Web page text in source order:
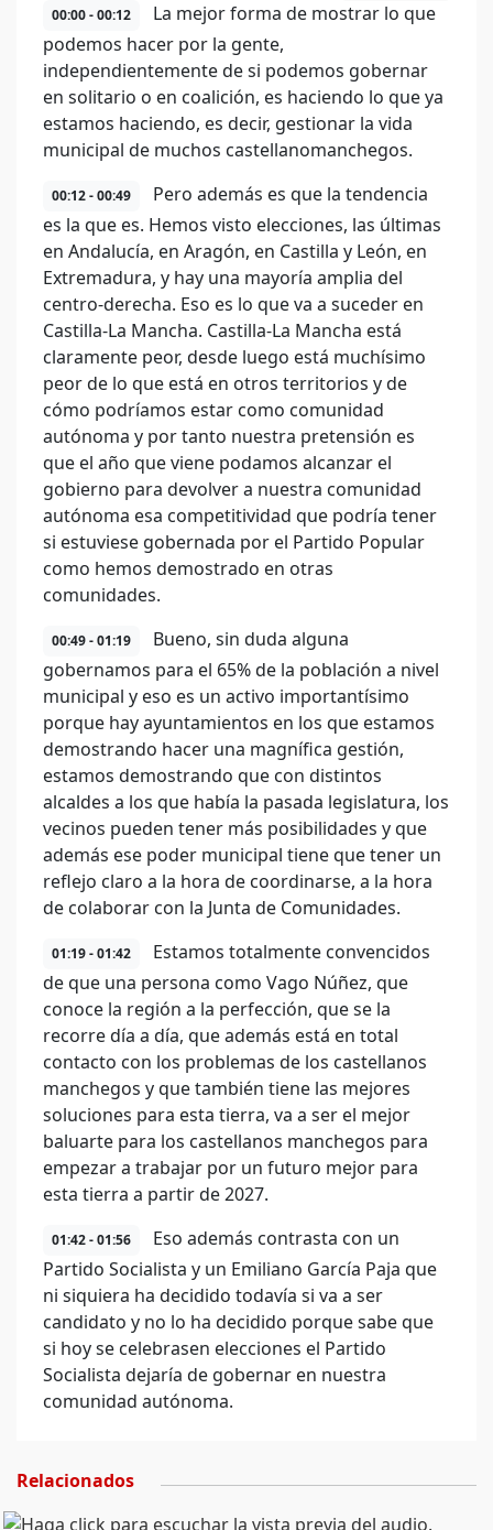
00:00 - 00:12
La mejor forma de mostrar lo que
podemos hacer por la gente,
independientemente de si podemos gobernar
en solitario o en coalición, es haciendo lo que ya
estamos haciendo, es decir, gestionar la vida
municipal de muchos castellanomanchegos.
00:12 - 00:49
Pero además es que la tendencia
es la que es. Hemos visto elecciones, las últimas
en Andalucía, en Aragón, en Castilla y León, en
Extremadura, y hay una mayoría amplia del
centro-derecha. Eso es lo que va a suceder en
Castilla-La Mancha. Castilla-La Mancha está
claramente peor, desde luego está muchísimo
peor de lo que está en otros territorios y de
cómo podríamos estar como comunidad
autónoma y por tanto nuestra pretensión es
que el año que viene podamos alcanzar el
gobierno para devolver a nuestra comunidad
autónoma esa competitividad que podría tener
si estuviese gobernada por el Partido Popular
como hemos demostrado en otras
comunidades.
00:49 - 01:19
Bueno, sin duda alguna
gobernamos para el 65% de la población a nivel
municipal y eso es un activo importantísimo
porque hay ayuntamientos en los que estamos
demostrando hacer una magnífica gestión,
estamos demostrando que con distintos
alcaldes a los que había la pasada legislatura, los
vecinos pueden tener más posibilidades y que
además ese poder municipal tiene que tener un
reflejo claro a la hora de coordinarse, a la hora
de colaborar con la Junta de Comunidades.
01:19 - 01:42
Estamos totalmente convencidos
de que una persona como Vago Núñez, que
conoce la región a la perfección, que se la
recorre día a día, que además está en total
contacto con los problemas de los castellanos
manchegos y que también tiene las mejores
soluciones para esta tierra, va a ser el mejor
baluarte para los castellanos manchegos para
empezar a trabajar por un futuro mejor para
esta tierra a partir de 2027.
01:42 - 01:56
Eso además contrasta con un
Partido Socialista y un Emiliano García Paja que
ni siquiera ha decidido todavía si va a ser
candidato y no lo ha decidido porque sabe que
si hoy se celebrasen elecciones el Partido
Socialista dejaría de gobernar en nuestra
comunidad autónoma.
Relacionados